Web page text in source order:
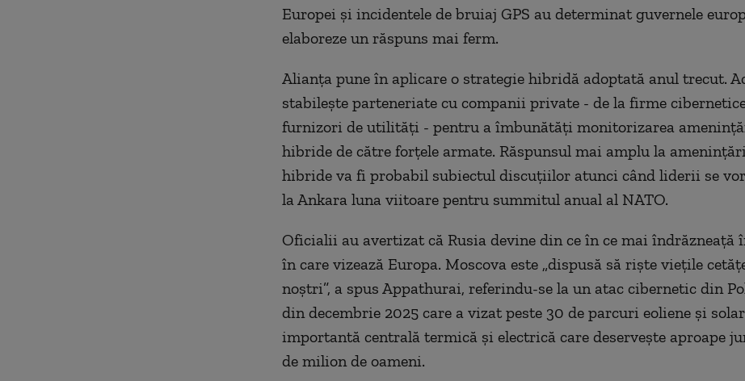
Europei și incidentele de bruiaj GPS au determinat guvernele
elaboreze un răspuns mai ferm.
Alianța pune în aplicare o strategie hibridă adoptată anul trecut.
stabilește parteneriate cu companii private - de la firme
furnizori de utilități - pentru a îmbunătăți monitorizarea
hibride de către forțele armate. Răspunsul mai amplu la
hibride va fi probabil subiectul discuțiilor atunci când liderii se
la Ankara luna viitoare pentru summitul anual al NATO.
Oficialii au avertizat că Rusia devine din ce în ce mai îndrăzneață
în care vizează Europa. Moscova este „dispusă să riște viețile
noștri”, a spus Appathurai, referindu-se la un atac cibernetic din
din decembrie 2025 care a vizat peste 30 de parcuri eoliene și
importantă centrală termică și electrică care deservește aproape
de milion de oameni.